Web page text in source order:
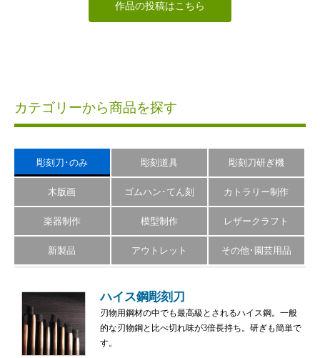
作品の投稿はこちら
カテゴリーから商品を探す
彫刻刀･のみ 彫刻道具 彫刻刀研ぎ機
木版画 ゴムハン･てん刻 カトラリー制作
楽器制作 模型制作 レザークラフト
新製品 アウトレット その他･園芸用品
ハイス鋼彫刻刀
刃物用鋼材の中でも最高級とされるハイス鋼。一般
的な刃物鋼と比べ切れ味が3倍長持ち。研ぎも簡単で
す。